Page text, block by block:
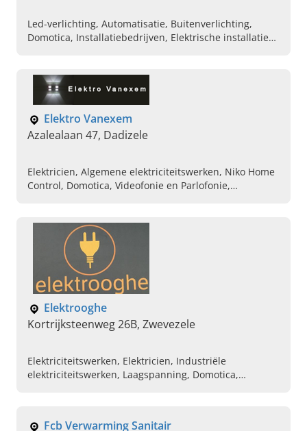
Led-verlichting, Automatisatie, Buitenverlichting,
Domotica, Installatiebedrijven, Elektrische installaties,
Elektro Vanexem
Azalealaan 47, Dadizele
Elektricien, Algemene elektriciteitswerken, Niko Home
Control, Domotica, Videofonie en Parlofonie,
Elektrooghe
Kortrijksteenweg 26B, Zwevezele
Elektriciteitswerken, Elektricien, Industriële
elektriciteitswerken, Laagspanning, Domotica,
Fcb Verwarming Sanitair